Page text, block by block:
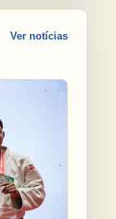
Ver notícias